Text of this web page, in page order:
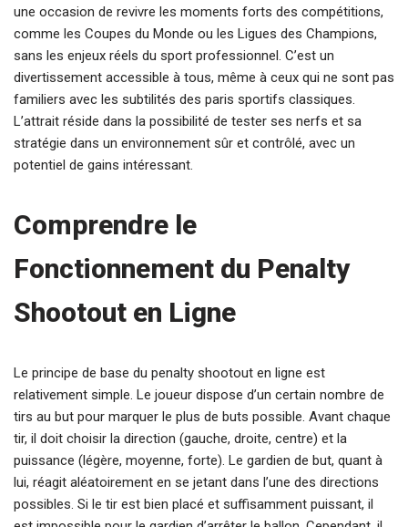
une occasion de revivre les moments forts des compétitions,
comme les Coupes du Monde ou les Ligues des Champions,
sans les enjeux réels du sport professionnel. C’est un
divertissement accessible à tous, même à ceux qui ne sont pas
familiers avec les subtilités des paris sportifs classiques.
L’attrait réside dans la possibilité de tester ses nerfs et sa
stratégie dans un environnement sûr et contrôlé, avec un
potentiel de gains intéressant.
Comprendre le
Fonctionnement du Penalty
Shootout en Ligne
Le principe de base du penalty shootout en ligne est
relativement simple. Le joueur dispose d’un certain nombre de
tirs au but pour marquer le plus de buts possible. Avant chaque
tir, il doit choisir la direction (gauche, droite, centre) et la
puissance (légère, moyenne, forte). Le gardien de but, quant à
lui, réagit aléatoirement en se jetant dans l’une des directions
possibles. Si le tir est bien placé et suffisamment puissant, il